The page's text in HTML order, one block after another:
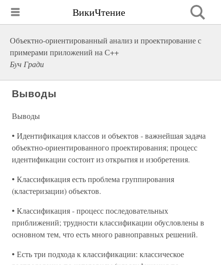
ВикиЧтение
Объектно-ориентированный анализ и проектирование с
примерами приложений на С++
Буч Гради
Выводы
Выводы
• Идентификация классов и объектов - важнейшая задача
объектно-ориентированного проектирования; процесс
идентификации состоит из открытия и изобретения.
• Классификация есть проблема группирования
(кластеризации) объектов.
• Классификация - процесс последовательных
приближений; трудности классификации обусловлены в
основном тем, что есть много равноправных решений.
• Есть три подхода к классификации: классическое